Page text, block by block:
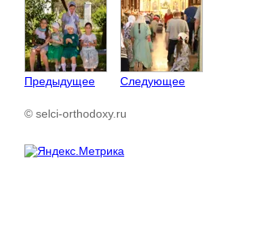
Предыдущее Следующее
© selci-orthodoxy.ru